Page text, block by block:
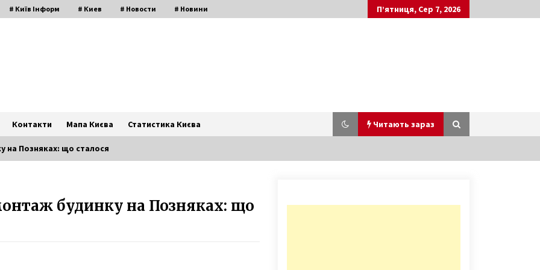
# Київ Інформ # Киев # Новости # Новини П’ятниця, Сер 7, 2026
Контакти Мапа Києва Статистика Києва Читають зараз
енергостійкості столиці
5 місяців ago
на Позняках: що сталося
будинку на Позняках: що